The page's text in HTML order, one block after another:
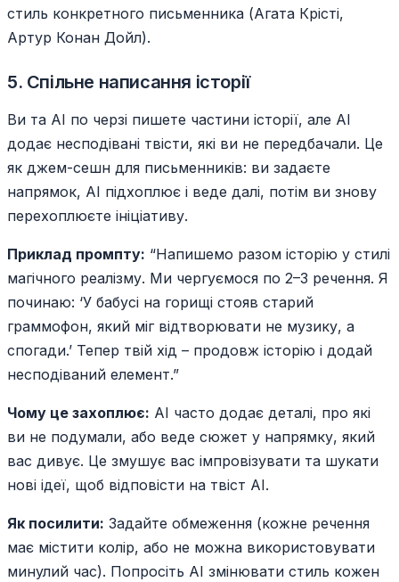
стиль конкретного письменника (Агата Крісті,
Артур Конан Дойл).
5. Спільне написання історії
Ви та AI по черзі пишете частини історії, але AI
додає несподівані твісти, які ви не передбачали. Це
як джем-сешн для письменників: ви задаєте
напрямок, AI підхоплює і веде далі, потім ви знову
перехоплюєте ініціативу.
Приклад промпту: “Напишемо разом історію у стилі
магічного реалізму. Ми чергуємося по 2–3 речення. Я
починаю: ‘У бабусі на горищі стояв старий
граммофон, який міг відтворювати не музику, а
спогади.’ Тепер твій хід – продовж історію і додай
несподіваний елемент.”
Чому це захоплює: AI часто додає деталі, про які
ви не подумали, або веде сюжет у напрямку, який
вас дивує. Це змушує вас імпровізувати та шукати
нові ідеї, щоб відповісти на твіст AI.
Як посилити: Задайте обмеження (кожне речення
має містити колір, або не можна використовувати
минулий час). Попросіть AI змінювати стиль кожен